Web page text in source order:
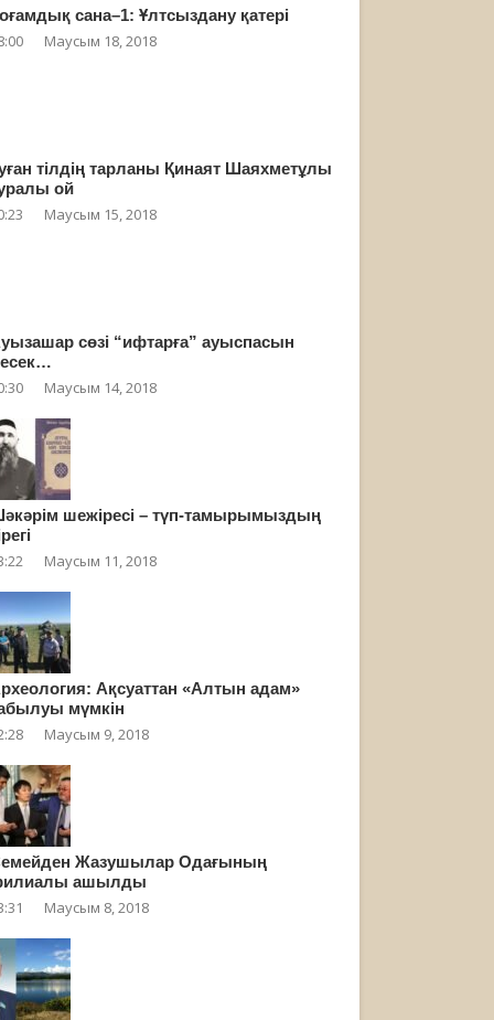
сана–1: Ұлтсыздану қатері
Маусым 18, 2018
тілдің тарланы Қинаят Шаяхметұлы
ой
Маусым 15, 2018
сөзі “ифтарға” ауыспасын
Маусым 14, 2018
шежіресі – түп-тамырымыздың
Маусым 11, 2018
Ақсуаттан «Алтын адам»
мүмкін
Маусым 9, 2018
Жазушылар Одағының
ашылды
Маусым 8, 2018